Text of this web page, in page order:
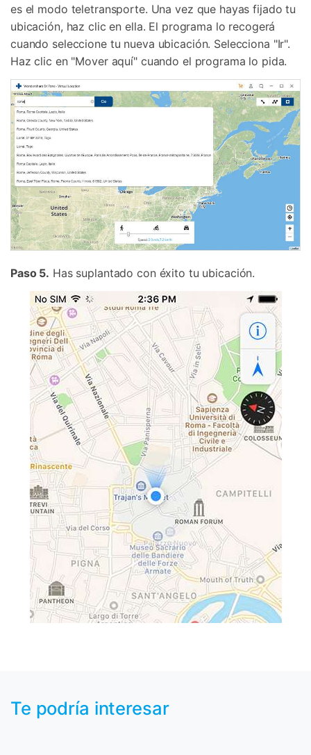
es el modo teletransporte. Una vez que hayas fijado tu
ubicación, haz clic en ella. El programa lo recogerá
cuando seleccione tu nueva ubicación. Selecciona "Ir".
Haz clic en "Mover aquí" cuando el programa lo pida.
Paso 5. Has suplantado con éxito tu ubicación.
Te podría interesar